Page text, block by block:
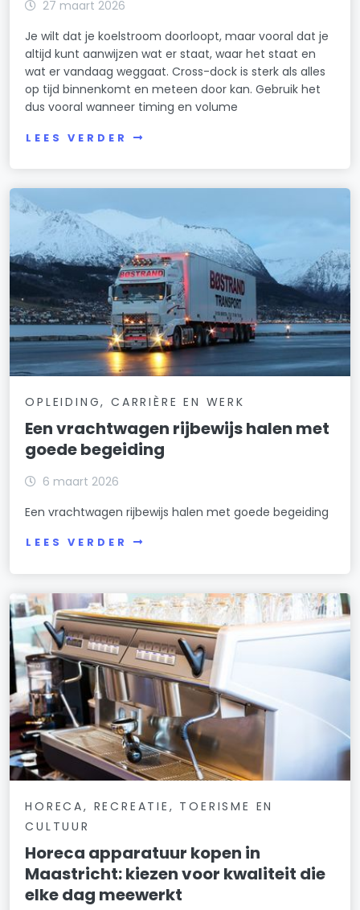
27 maart 2026
Je wilt dat je koelstroom doorloopt, maar vooral dat je
altijd kunt aanwijzen wat er staat, waar het staat en
wat er vandaag weggaat. Cross-dock is sterk als alles
op tijd binnenkomt en meteen door kan. Gebruik het
dus vooral wanneer timing en volume
LEES VERDER
OPLEIDING, CARRIÈRE EN WERK
Een vrachtwagen rijbewijs halen met
goede begeiding
6 maart 2026
Een vrachtwagen rijbewijs halen met goede begeiding
LEES VERDER
HORECA, RECREATIE, TOERISME EN
CULTUUR
Horeca apparatuur kopen in
Maastricht: kiezen voor kwaliteit die
elke dag meewerkt